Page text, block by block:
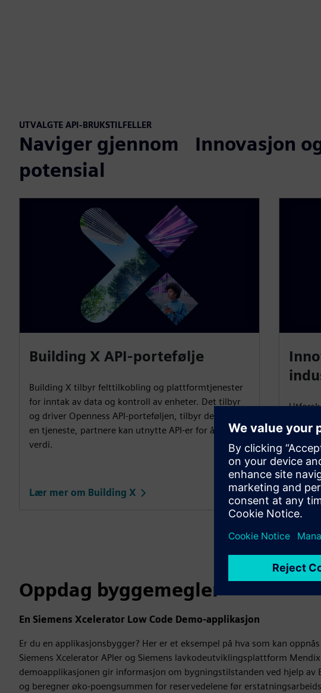
UTVALGTE API-BRUKSTILFELLER
Naviger gjennom Innovasjon
potensial
Building X API-portefølje
Building X tilbyr felttilkobling og plattformtjenester
for inntak av data og kontroll av enheter. Det tilbyr
og driver Openness API-porteføljen, tilbyr den som
en tjeneste, partnere kan utnytte API-er for å bygge
verdi.
Lær mer om Building X
i
positiv
Lær
Oppdag byggemegler
En Siemens Xcelerator Low Code Demo-applikasjon
Er du en applikasjonsbygger? Her er et eksempel på hva som kan
Siemens Xcelerator APIer og Siemens lavkodeutviklingsplattform
demoapplikasjonen gir informasjon om bygningstilstanden ved hjelp av
og beregner øko-poengsummen for reservedelene før